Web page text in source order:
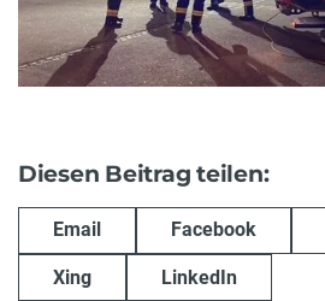
Diesen Beitrag teilen:
Email Facebook
Xing LinkedIn